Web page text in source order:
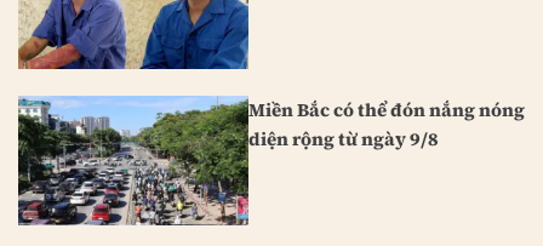
Miền Bắc có thể đón nắng nóng
diện rộng từ ngày 9/8